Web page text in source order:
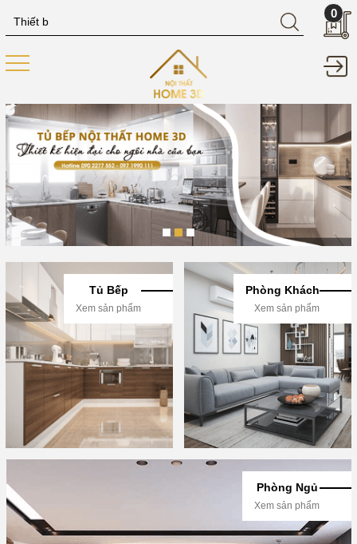
0
Tủ Bếp
Xem sản phẩm
Phòng Khách
Xem sản phẩm
Phòng Ngủ
Xem sản phẩm